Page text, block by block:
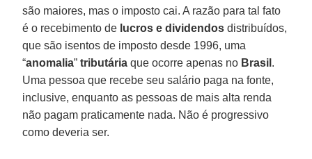
são maiores, mas o imposto cai. A razão para tal fato
é o recebimento de lucros e dividendos distribuídos,
que são isentos de imposto desde 1996, uma
“anomalia”tributária que ocorre apenas no Brasil .
Uma pessoa que recebe seu salário paga na fonte,
inclusive, enquanto as pessoas de mais alta renda
não pagam praticamente nada. Não é progressivo
como deveria ser.